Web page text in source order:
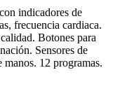
indicadores de
frecuencia cardiaca.
Botones para
Sensores de
12 programas.